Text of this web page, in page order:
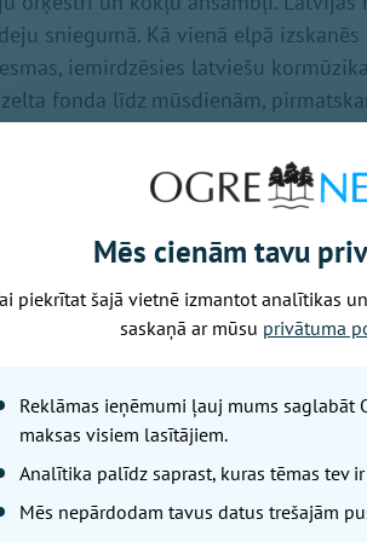
sniegumā. Kā vienā elpā
iemirdzēsies latviešu
fonda līdz mūsdienām,
LR3, LR4
visi – gan Dziesmu un deju
koncerta rada lielo kopkori
Lielā estrāde un skatītāju zona
katram sirdspukstam un katram
ikvienu – sadziedāšanās nakti
koncertu, gan tie skatītāji, kas
Mēs cienām tavu
piekrītat šajā vietnē izmantot analītikas
saskaņā ar mūsu privātuma
Reklāmas ieņēmumi ļauj mums saglabāt
maksas visiem lasītājiem.
Analītika palīdz saprast, kuras tēmas tev
Mēs nepārdodam tavus datus trešajām